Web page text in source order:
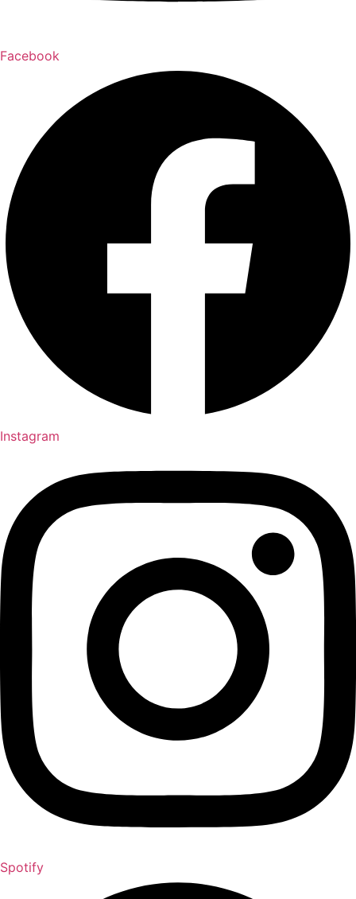
Facebook
Instagram
Spotify